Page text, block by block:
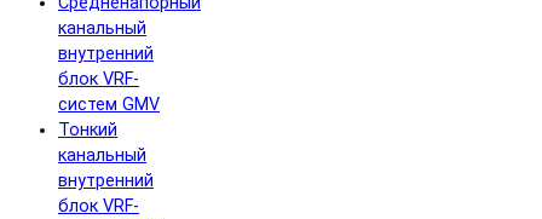
канальный
внутренний
блок VRF-
систем GMV
Тонкий
канальный
внутренний
блок VRF-